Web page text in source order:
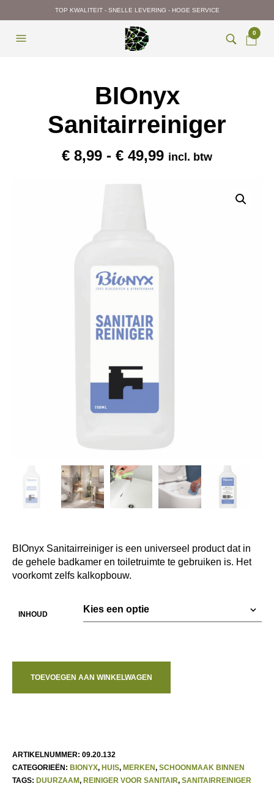
TOP KWALITEIT - SNELLE LEVERING - HOGE SERVICE
0
BIOnyx
Sanitairreiniger
€ 8,99 - € 49,99Prijsklasse:
incl. btw
BIOnyx Sanitairreiniger is een universeel product dat in
de gehele badkamer en toiletruimte te gebruiken is. Het
voorkomt zelfs kalkopbouw.
INHOUD
TOEVOEGEN AAN WINKELWAGEN
ARTIKELNUMMER: 09.20.132
CATEGORIEËN: BIONYX, HUIS, MERKEN, SCHOONMAAK BINNEN
TAGS: DUURZAAM, REINIGER VOOR SANITAIR, SANITAIRREINIGER